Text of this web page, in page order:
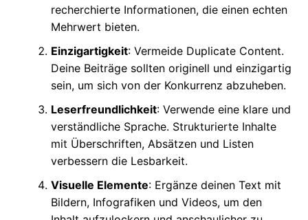
recherchierte Informationen, die einen echten
Mehrwert bieten.
Einzigartigkeit: Vermeide Duplicate Content.
Deine Beiträge sollten originell und einzigartig
sein, um sich von der Konkurrenz abzuheben.
Leserfreundlichkeit: Verwende eine klare und
verständliche Sprache. Strukturierte Inhalte
mit Überschriften, Absätzen und Listen
verbessern die Lesbarkeit.
Visuelle Elemente: Ergänze deinen Text mit
Bildern, Infografiken und Videos, um den